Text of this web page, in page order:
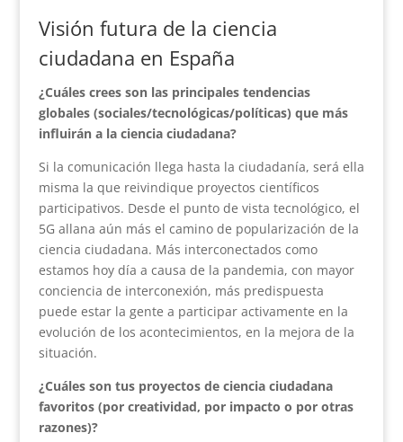
Visión futura de la ciencia
ciudadana en España
¿Cuáles crees son las principales tendencias
globales (sociales/tecnológicas/políticas) que más
influirán a la ciencia ciudadana?
Si la comunicación llega hasta la ciudadanía, será ella
misma la que reivindique proyectos científicos
participativos. Desde el punto de vista tecnológico, el
5G allana aún más el camino de popularización de la
ciencia ciudadana. Más interconectados como
estamos hoy día a causa de la pandemia, con mayor
conciencia de interconexión, más predispuesta
puede estar la gente a participar activamente en la
evolución de los acontecimientos, en la mejora de la
situación.
¿Cuáles son tus proyectos de ciencia ciudadana
favoritos (por creatividad, por impacto o por otras
razones)?